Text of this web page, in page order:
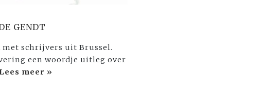
GENDT
met schrijvers uit Brussel.
een woordje uitleg over
Lees meer »